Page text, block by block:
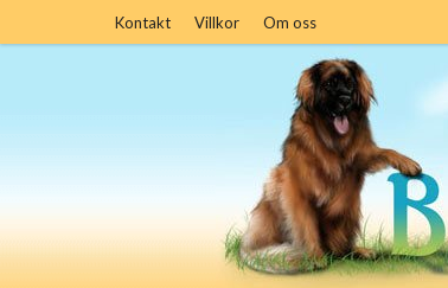
Kontakt Villkor Om oss